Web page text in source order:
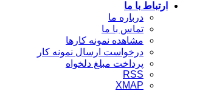
ارتباط با ما
درباره ما
تماس با ما
مشاهده نمونه کارها
درخواست ارسال نمونه کار
پرداخت مبلغ دلخواه
RSS
XMAP